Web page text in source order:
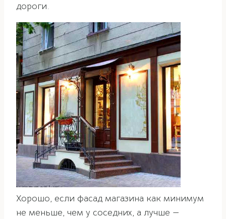
дороги.
Хорошо, если фасад магазина как минимум
не меньше, чем у соседних, а лучше —